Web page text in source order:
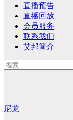
直播预告
直播回放
会员服务
联系我们
艾邦简介
尼龙